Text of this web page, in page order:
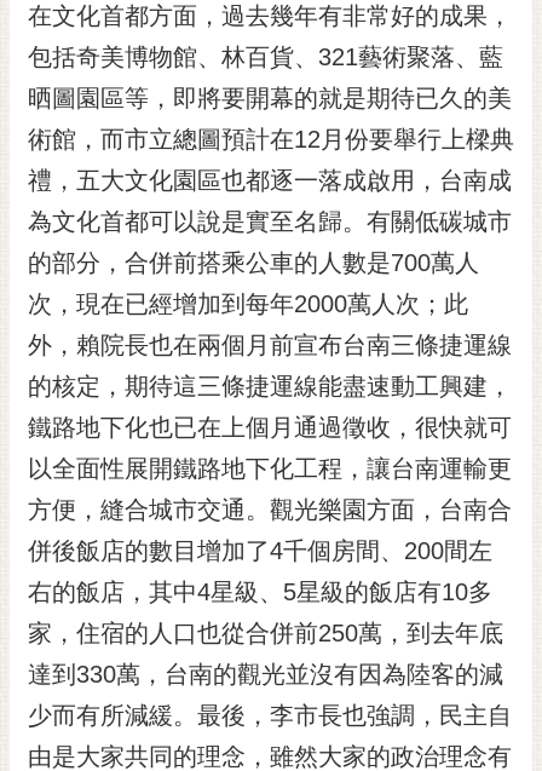
English
日
本
隱
私
權
及
安
全
政
策
網
資
料
放
宣
告
市
府
交
通
在文化首都方面，過去幾年有非常好的成果，
包括奇美博物館、林百貨、321藝術聚落、藍
晒圖園區等，即將要開幕的就是期待已久的美
術館，而市立總圖預計在12月份要舉行上樑典
禮，五大文化園區也都逐一落成啟用，台南成
為文化首都可以說是實至名歸。有關低碳城市
的部分，合併前搭乘公車的人數是700萬人
次，現在已經增加到每年2000萬人次；此
外，賴院長也在兩個月前宣布台南三條捷運線
的核定，期待這三條捷運線能盡速動工興建，
鐵路地下化也已在上個月通過徵收，很快就可
以全面性展開鐵路地下化工程，讓台南運輸更
方便，縫合城市交通。觀光樂園方面，台南合
併後飯店的數目增加了4千個房間、200間左
右的飯店，其中4星級、5星級的飯店有10多
家，住宿的人口也從合併前250萬，到去年底
達到330萬，台南的觀光並沒有因為陸客的減
少而有所減緩。最後，李市長也強調，民主自
由是大家共同的理念，雖然大家的政治理念有